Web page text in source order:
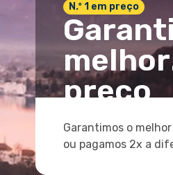
N.º 1 em preço
melhor
preço
Garantimos o
ou pagamos 2x a